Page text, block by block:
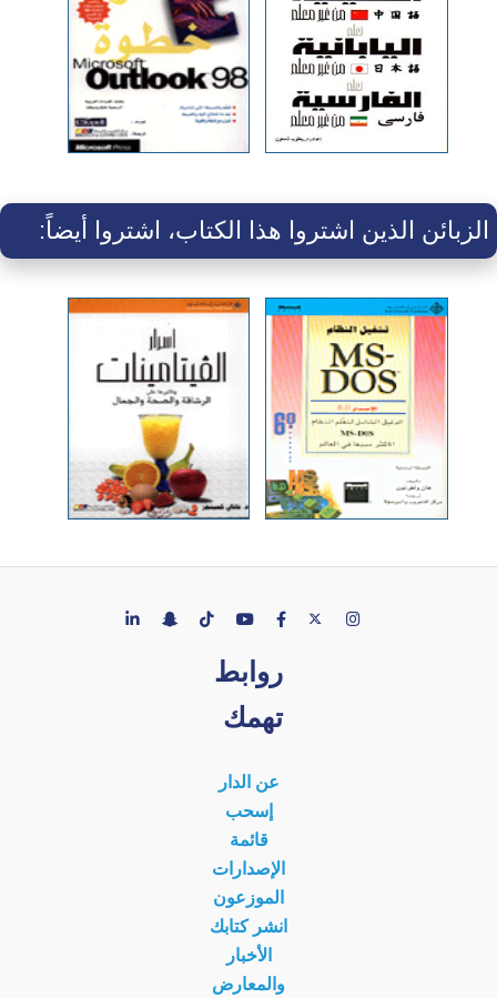
الزبائن الذين اشتروا هذا الكتاب، اشتروا أيضاً:
روابط
تهمك
عن الدار
إسحب
قائمة
الإصدارات
الموزعون
انشر كتابك
الأخبار
والمعارض